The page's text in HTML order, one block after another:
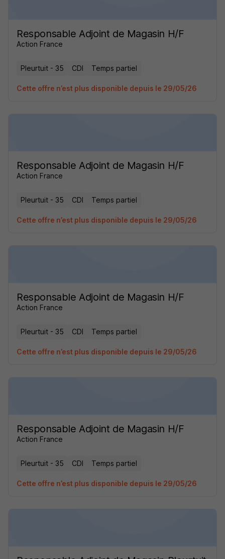
Responsable Adjoint de Magasin H/F
Action France
Pleurtuit - 35 CDI Temps partiel
Cette offre n’est plus disponible depuis le 29/05/26
Responsable Adjoint de Magasin H/F
Action France
Pleurtuit - 35 CDI Temps partiel
Cette offre n’est plus disponible depuis le 29/05/26
Responsable Adjoint de Magasin H/F
Action France
Pleurtuit - 35 CDI Temps partiel
Cette offre n’est plus disponible depuis le 29/05/26
Responsable Adjoint de Magasin H/F
Action France
Pleurtuit - 35 CDI Temps partiel
Cette offre n’est plus disponible depuis le 29/05/26